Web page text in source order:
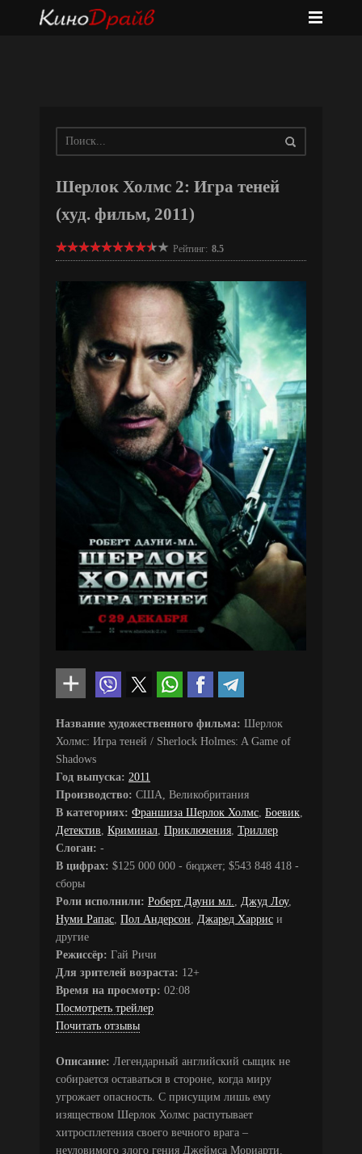
Шерлок Холмс 2: Игра теней
(худ. фильм, 2011)
Рейтинг: 8.5
Название художественного фильма: Шерлок
Холмс: Игра теней / Sherlock Holmes: A Game of
Shadows
Год выпуска: 2011
Производство: США, Великобритания
В категориях: Франшиза Шерлок Холмс Боевик
Детектив Криминал Приключения Триллер
Слоган: -
В цифрах: $125 000 000 - бюджет; $543 848 418 -
сборы
Роли исполнили: Роберт Дауни мл. Джуд Лоу,
Нуми Рапас Пол Андерсон Джаред Харрис и
другие
Режиссёр: Гай Ричи
Для зрителей возраста: 12+
Время на просмотр: 02:08
Посмотреть трейлер
Почитать отзывы
Описание: Легендарный английский сыщик не
собирается оставаться в стороне, когда миру
угрожает опасность. С присущим лишь ему
изяществом Шерлок Холмс распутывает
хитросплетения своего вечного врага –
неуловимого злого гения Джеймса Мориарти.